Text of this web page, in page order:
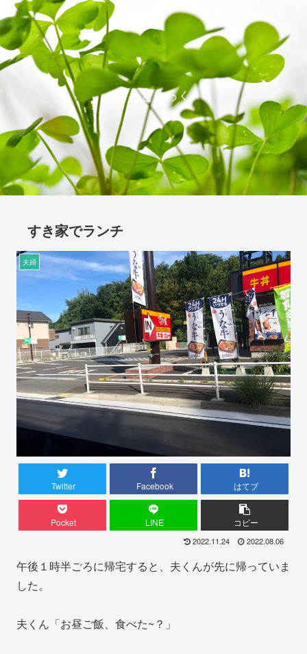
ぐっどらっく
すき家でランチ
夫婦
Twitter Facebook はてブ
Pocket LINE コピー
2022.11.24 2022.08.06
午後１時半ごろに帰宅すると、夫くんが先に帰っていま
した。
夫くん「お昼ご飯、食べた~？」